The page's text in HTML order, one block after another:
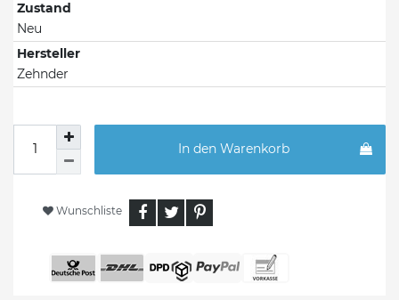
Zustand
Neu
Hersteller
Zehnder
In den Warenkorb
Wunschliste